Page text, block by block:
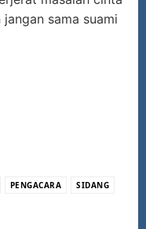
sama suami
PENGACARA
SIDANG